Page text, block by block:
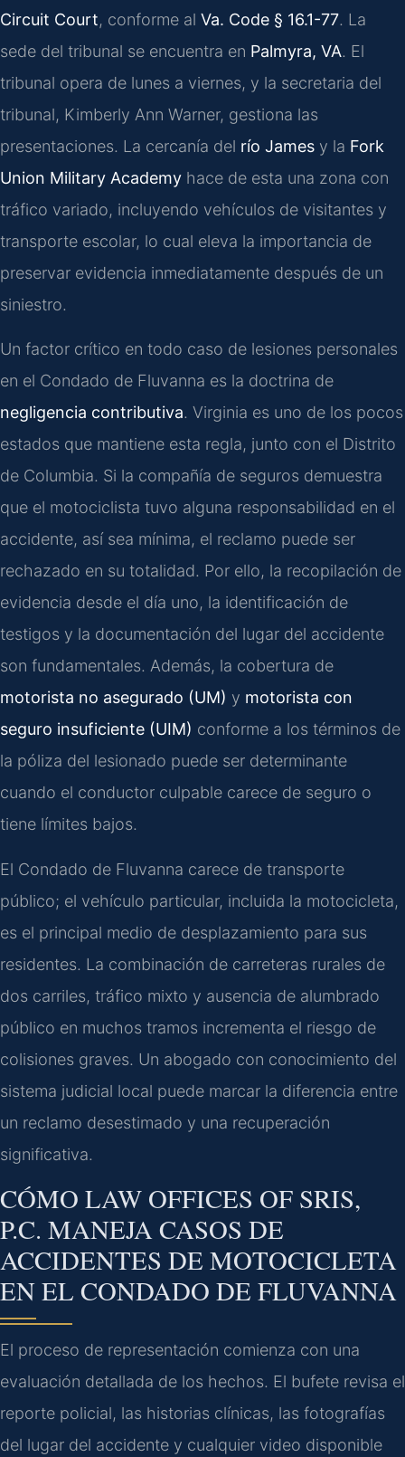
Circuit Court, conforme al Va. Code § 16.1-77. La
sede del tribunal se encuentra en Palmyra, VA. El
tribunal opera de lunes a viernes, y la secretaria del
tribunal, Kimberly Ann Warner, gestiona las
presentaciones. La cercanía del río James y la Fork
Union Military Academy hace de esta una zona con
tráfico variado, incluyendo vehículos de visitantes y
transporte escolar, lo cual eleva la importancia de
preservar evidencia inmediatamente después de un
siniestro.
Un factor crítico en todo caso de lesiones personales
en el Condado de Fluvanna es la doctrina de
negligencia contributiva. Virginia es uno de los pocos
estados que mantiene esta regla, junto con el Distrito
de Columbia. Si la compañía de seguros demuestra
que el motociclista tuvo alguna responsabilidad en el
accidente, así sea mínima, el reclamo puede ser
rechazado en su totalidad. Por ello, la recopilación de
evidencia desde el día uno, la identificación de
testigos y la documentación del lugar del accidente
son fundamentales. Además, la cobertura de
motorista no asegurado (UM) y motorista con
seguro insuficiente (UIM) conforme a los términos de
la póliza del lesionado puede ser determinante
cuando el conductor culpable carece de seguro o
tiene límites bajos.
El Condado de Fluvanna carece de transporte
público; el vehículo particular, incluida la motocicleta,
es el principal medio de desplazamiento para sus
residentes. La combinación de carreteras rurales de
dos carriles, tráfico mixto y ausencia de alumbrado
público en muchos tramos incrementa el riesgo de
colisiones graves. Un abogado con conocimiento del
sistema judicial local puede marcar la diferencia entre
un reclamo desestimado y una recuperación
significativa.
CÓMO LAW OFFICES OF SRIS,
P.C. MANEJA CASOS DE
ACCIDENTES DE MOTOCICLETA
EN EL CONDADO DE FLUVANNA
El proceso de representación comienza con una
evaluación detallada de los hechos. El bufete revisa el
reporte policial, las historias clínicas, las fotografías
del lugar del accidente y cualquier video disponible